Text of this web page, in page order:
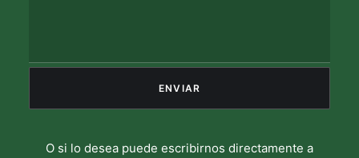
O si lo desea puede escribirnos directamente a